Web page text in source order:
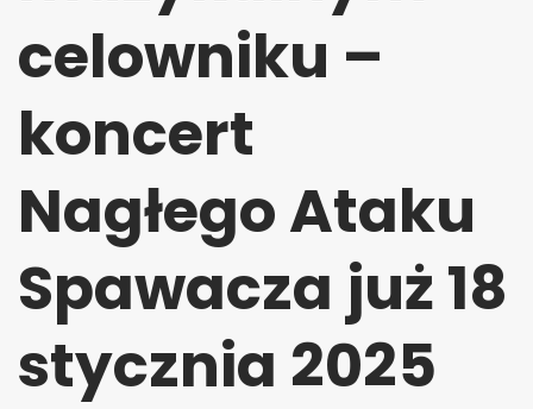
celowniku –
koncert
Nagłego Ataku
Spawacza już 18
stycznia 2025